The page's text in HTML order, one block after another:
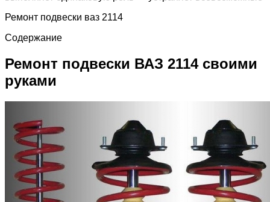
Ремонт подвески ваз 2114
Содержание
Ремонт подвески ВАЗ 2114 своими
руками